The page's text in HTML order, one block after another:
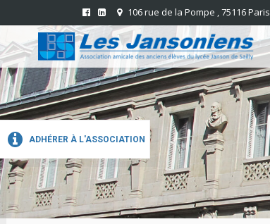
ADHÉRER À L'ASSOCIATION
106 rue de la Pompe , 75116 Paris